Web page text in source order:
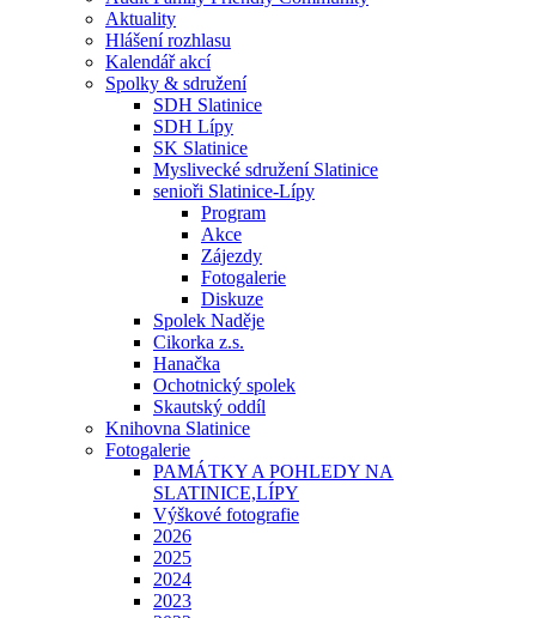
Aktuality
Hlášení rozhlasu
Kalendář akcí
Spolky & sdružení
SDH Slatinice
SDH Lípy
SK Slatinice
Myslivecké sdružení Slatinice
senioři Slatinice-Lípy
Program
Akce
Zájezdy
Fotogalerie
Diskuze
Spolek Naděje
Cikorka z.s.
Hanačka
Ochotnický spolek
Skautský oddíl
Knihovna Slatinice
Fotogalerie
PAMÁTKY A POHLEDY NA
SLATINICE,LÍPY
Výškové fotografie
2026
2025
2024
2023